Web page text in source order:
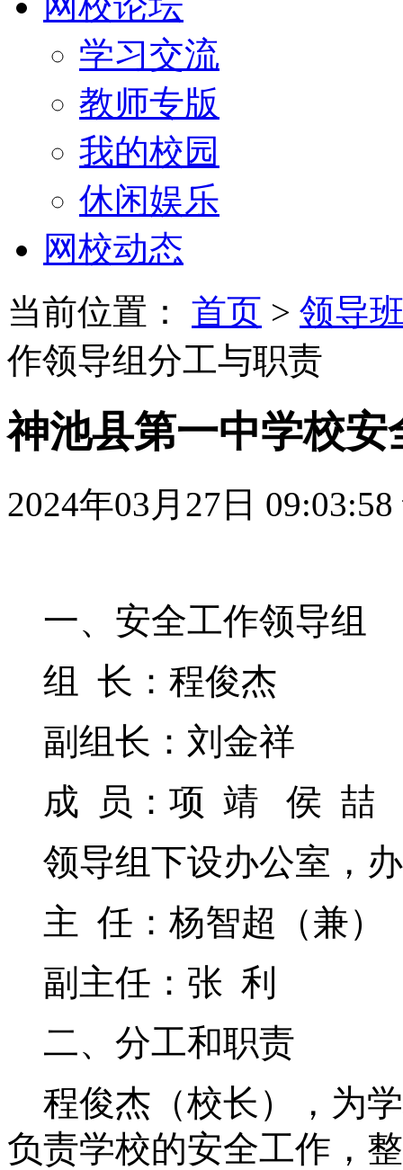
学习交流
教师专版
我的校园
休闲娱乐
网校动态
当前位置： 首页 > 领导
作领导组分工与职责
神池县第一中学校
2024年03月27日 09:03:58
一、 安全工作领导组
组
长：程俊杰
副组长：刘金祥
成
员：项 靖 侯 喆
领导组下设办公室 ，
主 任：杨智超 （兼）
副主任：张 利
二、分工和职责
程俊杰 （校长 ） ， 为
负责学校的安全工作 ，